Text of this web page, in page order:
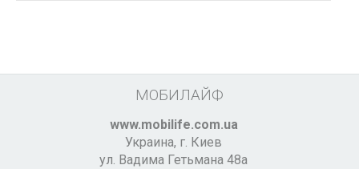
МОБИЛАЙФ
www.mobilife.com.ua
Украина, г. Киев
ул. Вадима Гетьмана 48а